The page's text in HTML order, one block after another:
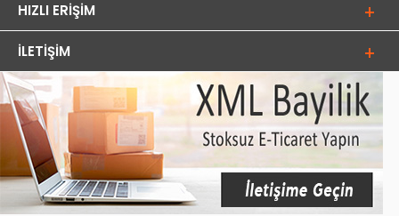
HIZLI ERIŞIM
İLETIŞIM